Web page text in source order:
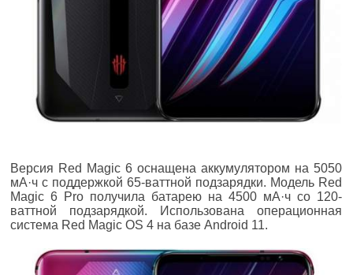
Версия Red Magic 6 оснащена аккумулятором на 5050
мА·ч с поддержкой 65-ваттной подзарядки. Модель Red
Magic 6 Pro получила батарею на 4500 мА·ч со 120-
ваттной подзарядкой. Использована операционная
система Red Magic OS 4 на базе Android 11.